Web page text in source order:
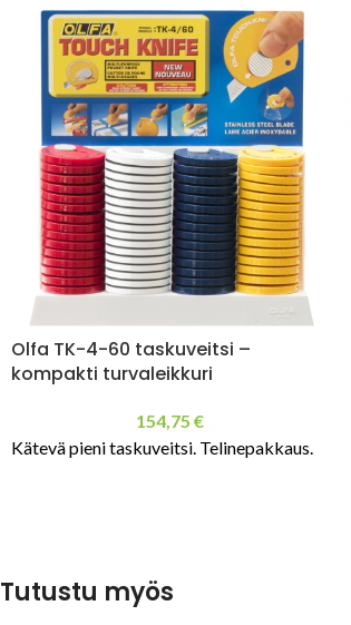
Olfa TK-4-60 taskuveitsi –
kompakti turvaleikkuri
154,75€
Kätevä pieni taskuveitsi. Telinepakkaus.
Tutustu myös